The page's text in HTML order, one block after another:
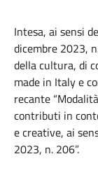
Intesa, ai sensi
dicembre 2023,
della cultura, di
made in Italy e
recante
contributi in
e creative, ai
2023, n. 206”.